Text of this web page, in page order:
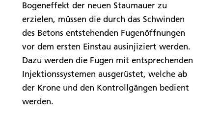
Bogeneffekt der neuen Staumauer zu
erzielen, müssen die durch das Schwinden
des Betons entstehenden Fugenöffnungen
vor dem ersten Einstau ausinjiziert werden.
Dazu werden die Fugen mit entsprechenden
Injektionssystemen ausgerüstet, welche ab
der Krone und den Kontrollgängen bedient
werden.